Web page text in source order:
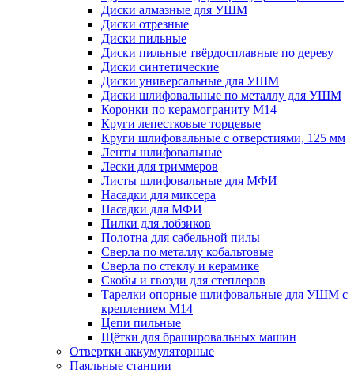
Диски алмазные для УШМ
Диски отрезные
Диски пильные
Диски пильные твёрдосплавные по дереву
Диски синтетические
Диски универсальные для УШМ
Диски шлифовальные по металлу для УШМ
Коронки по керамограниту M14
Круги лепестковые торцевые
Круги шлифовальные с отверстиями, 125 мм
Ленты шлифовальные
Лески для триммеров
Листы шлифовальные для МФИ
Насадки для миксера
Насадки для МФИ
Пилки для лобзиков
Полотна для сабельной пилы
Сверла по металлу кобальтовые
Сверла по стеклу и керамике
Скобы и гвозди для степлеров
Тарелки опорные шлифовальные для УШМ с
креплением М14
Цепи пильные
Щётки для брашировальных машин
Отвертки аккумуляторные
Паяльные станции